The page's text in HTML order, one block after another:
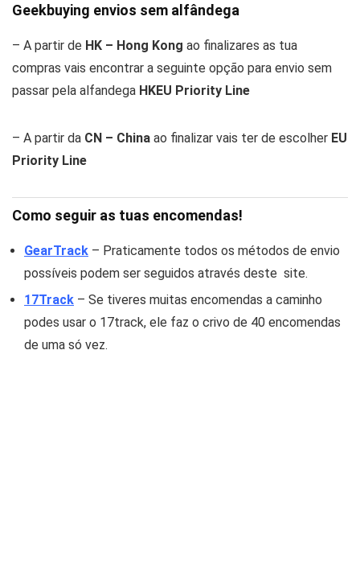
Geekbuying envios sem alfândega
– A partir de HK – Hong Kong ao finalizares as tua
compras vais encontrar a seguinte opção para envio sem
passar pela alfandega HKEU Priority Line
– A partir da CN – China ao finalizar vais ter de escolher EU
Priority Line
Como seguir as tuas encomendas!
GearTrack – Praticamente todos os métodos de envio
possíveis podem ser seguidos através deste site.
17Track – Se tiveres muitas encomendas a caminho
podes usar o 17track, ele faz o crivo de 40 encomendas
de uma só vez.